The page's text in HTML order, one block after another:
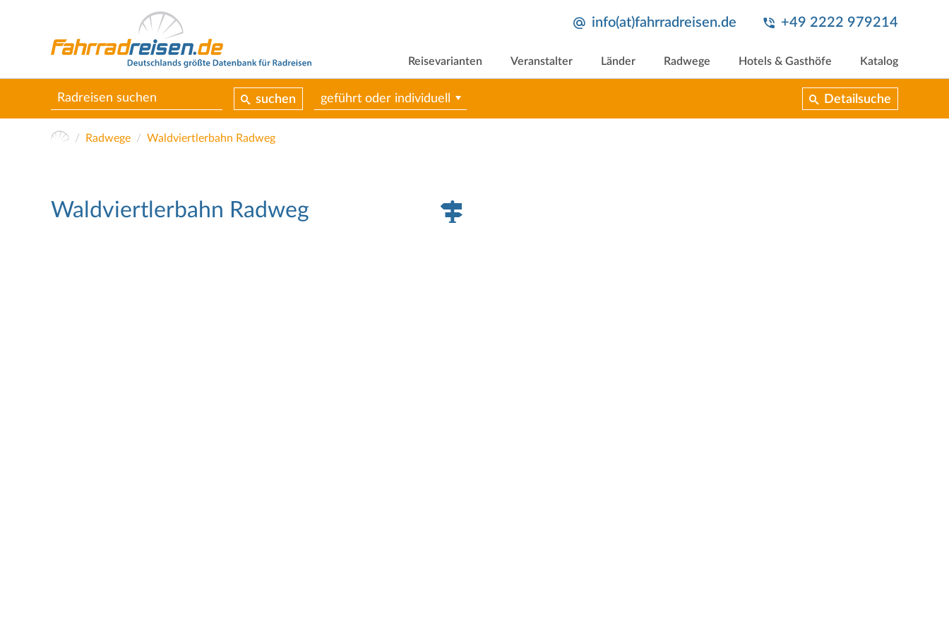
info(at)fahrradreisen.de +49 2222 979214
Reisevarianten Veranstalter Länder Radwege Hotels & Gasthöfe Katalog
suchen geführt oder individuell Detailsuche
Radwege Waldviertlerbahn Radweg
Waldviertlerbahn Radweg